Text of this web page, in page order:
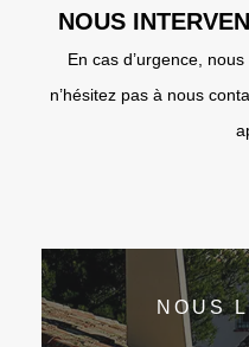
NOUS
En cas d’urgence,
n’hésitez pas à nous
NOUS